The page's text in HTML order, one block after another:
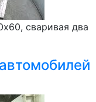
сваривая два